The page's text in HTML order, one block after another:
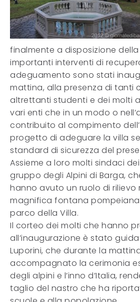
finalmente a disposizione
importanti interventi di
adeguamento sono stati
mattina, alla presenza di tanti
altrettanti studenti e dei molti
vari enti che in un modo o
contribuito al compimento
progetto di adeguare la villa
standard di sicurezza del
Assieme a loro molti sindaci
gruppo degli Alpini di Barga,
hanno avuto un ruolo di
magnifica fontana
parco della Villa.
Il corteo dei molti che hanno
all’inaugurazione è stato
Luporini, che durante la
accompagnato la cerimonia
degli alpini e l’inno d’Italia,
taglio del nastro che ha